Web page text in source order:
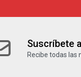
Suscríbete
Recibe todas las